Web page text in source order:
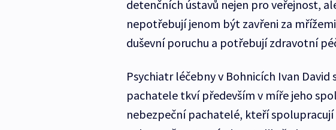
detenčních ústavů nejen pro veřejnost,
nepotřebují jenom být zavřeni za
duševní poruchu a potřebují zdravotní
Psychiatr léčebny v Bohnicích Ivan
pachatele tkví především v míře jeho
nebezpeční pachatelé, kteří spolupracují